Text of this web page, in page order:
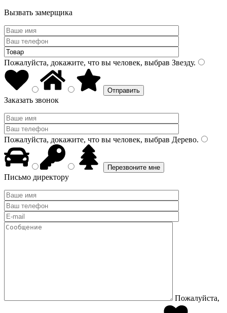
Вызвать замерщика
Пожалуйста, докажите, что вы человек, выбрав Звезду.
Заказать звонок
Пожалуйста, докажите, что вы человек, выбрав Дерево.
Письмо директору
Пожалуйста,